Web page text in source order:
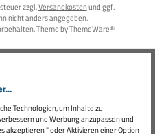
Technologien, um Inhalte zu
und Werbung anzupassen und
akzeptieren " oder Aktivieren einer Option
zzgl.Versandkostenund ggf.
nicht anders angegeben.
Theme byThemeWare®